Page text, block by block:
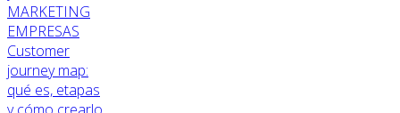
MARKETING
EMPRESAS
Customer
journey map:
qué es, etapas